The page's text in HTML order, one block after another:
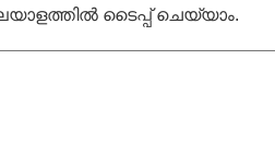
ടൈപ്പ് ചെയ്യാം.